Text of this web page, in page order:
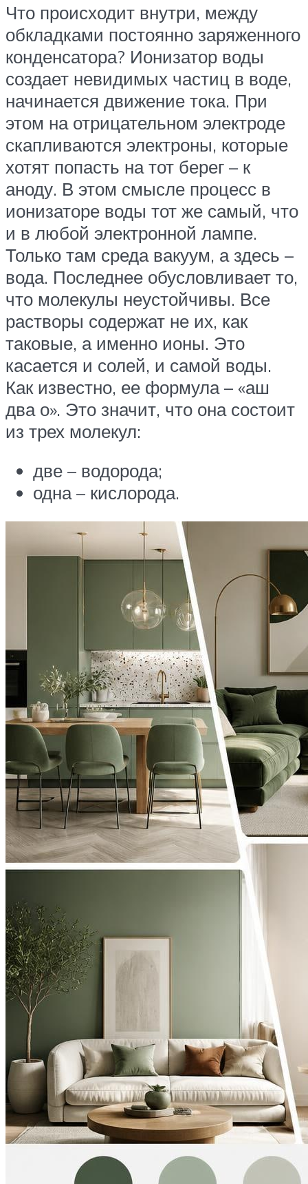
Что происходит внутри, между
обкладками постоянно заряженного
конденсатора? Ионизатор воды
создает невидимых частиц в воде,
начинается движение тока. При
этом на отрицательном электроде
скапливаются электроны, которые
хотят попасть на тот берег – к
аноду. В этом смысле процесс в
ионизаторе воды тот же самый, что
и в любой электронной лампе.
Только там среда вакуум, а здесь –
вода. Последнее обусловливает то,
что молекулы неустойчивы. Все
растворы содержат не их, как
таковые, а именно ионы. Это
касается и солей, и самой воды.
Как известно, ее формула – «аш
два о». Это значит, что она состоит
из трех молекул:
две – водорода;
одна – кислорода.